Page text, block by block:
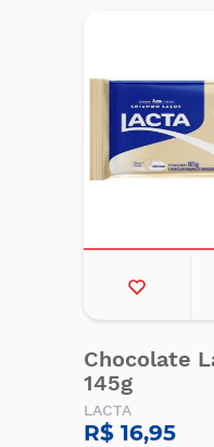
Chocolate
145g
LACTA
R$ 16,95